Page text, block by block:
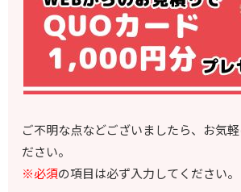
ご不明な点などございましたら、お気
ださい。
※必須の項目は必ず入力してください。